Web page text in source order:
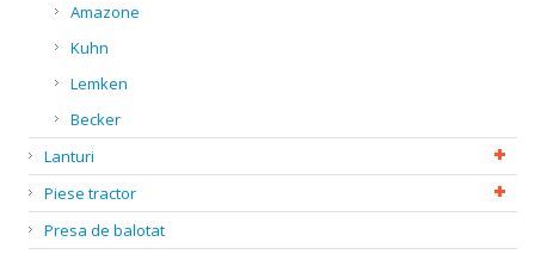
Amazone
Kuhn
Lemken
Becker
Lanturi
Piese tractor
Presa de balotat